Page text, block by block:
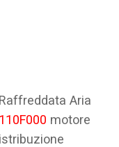
Aria
motore